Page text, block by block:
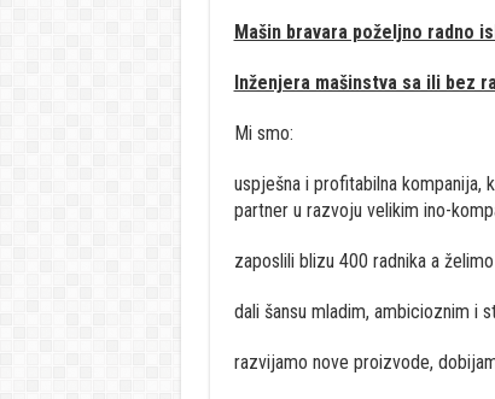
Mašin bravara poželjno radno
Inženjera mašinstva sa ili bez
Mi smo:
uspješna i profitabilna kompanija,
partner u razvoju velikim ino-
zaposlili blizu 400 radnika a
dali šansu mladim, ambicioznim i
razvijamo nove proizvode,